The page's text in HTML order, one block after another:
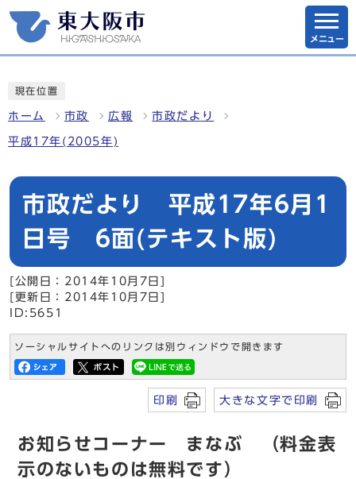
メニュー
現在位置
ホーム 市政 広報 市政だより
平成17年(2005年)
市政だより 平成17年6月1
日号 6面(テキスト版)
[公開日：2014年10月7日]
[更新日：2014年10月7日]
ID:5651
ソーシャルサイトへのリンクは別ウィンドウで開きます
印刷 大きな文字で印刷
お知らせコーナー まなぶ （料金表
示のないものは無料です）